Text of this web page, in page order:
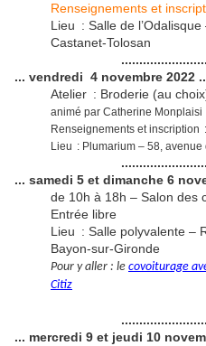
Renseignements et
Lieu : Salle de
Castanet-Tolosan
... vendredi 4 novembre 2022
Atelier : Broderie (au
animé par Catherine Monplaisi
Renseignements et inscription :
Lieu : Plumarium – 58,
... samedi 5 et dimanche 6
de 10h à 18h – Salon des
Entrée libre
Lieu : Salle polyvalente –
Bayon-sur-Gironde
Pour y aller : le covoiturage
Citiz
... mercredi 9 et jeudi 10